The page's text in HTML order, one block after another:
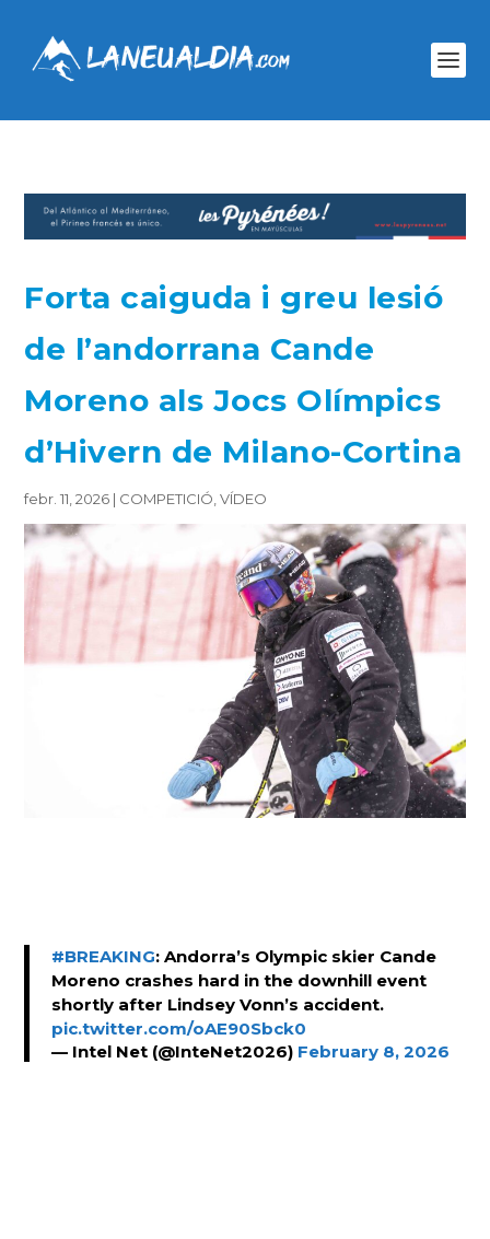
Forta caiguda i greu lesió
de l’andorrana Cande
Moreno als Jocs Olímpics
d’Hivern de Milano-Cortina
febr. 11, 2026 | COMPETICIÓ ,VÍDEO
#BREAKING: Andorra’s Olympic skier Cande
Moreno crashes hard in the downhill event
shortly after Lindsey Vonn’s accident.
pic.twitter.com/oAE90Sbck0
— Intel Net (@InteNet2026) February 8, 2026